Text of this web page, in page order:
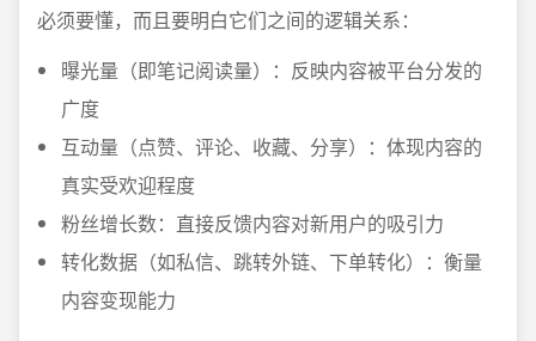
必须要懂，而且要明白它们之间的逻辑关系：
曝光量（即笔记阅读量）：反映内容被平台分发的
广度
互动量（点赞、评论、收藏、分享）：体现内容的
真实受欢迎程度
粉丝增长数：直接反馈内容对新用户的吸引力
转化数据（如私信、跳转外链、下单转化）：衡量
内容变现能力